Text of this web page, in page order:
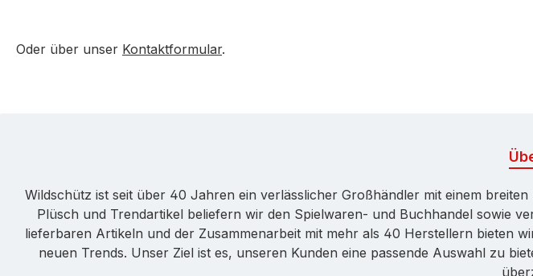
Oder über unser Kontaktformular.
Wildschütz ist seit über 40 Jahren ein verlässlicher Großhändler mit einem
Plüsch und Trendartikel beliefern wir den Spielwaren- und Buchhandel sowie
lieferbaren Artikeln und der Zusammenarbeit mit mehr als 40 Herstellern bieten
neuen Trends. Unser Ziel ist es, unseren Kunden eine passende Auswahl zu